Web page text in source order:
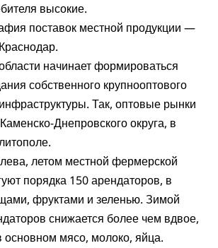
высокие.
поставок местной продукции —
начинает формироваться
собственного крупнооптового
Так, оптовые рынки
Днепровского округа, в
летом местной фермерской
порядка 150 арендаторов, в
фруктами и зеленью. Зимой
снижается более чем вдвое,
основном мясо, молоко, яйца.